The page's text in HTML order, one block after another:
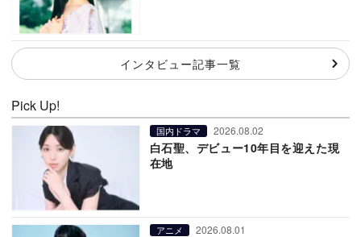
インタビュー記事一覧
Pick Up!
国内ドラマ 2026.08.02
白石聖、デビュー10年目を迎えた現
在地
アニメ 2026.08.01